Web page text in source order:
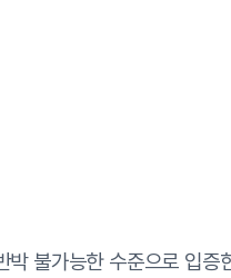
불가능한 수준으로 입증